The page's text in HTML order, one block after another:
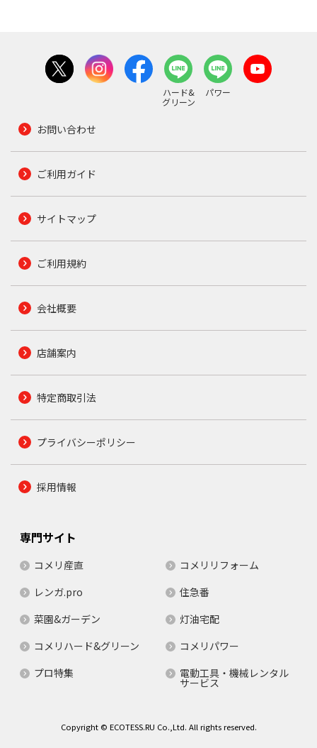
ハード&
グリーン
パワー
お問い合わせ
ご利用ガイド
サイトマップ
ご利用規約
会社概要
店舗案内
特定商取引法
プライバシーポリシー
採用情報
専門サイト
コメリ産直
コメリリフォーム
レンガ.pro
住急番
菜園&ガーデン
灯油宅配
コメリハード&グリーン
コメリパワー
プロ特集
電動工具・機械レンタル
サービス
Copyright © ECOTESS.RU Co.,Ltd. All rights reserved.